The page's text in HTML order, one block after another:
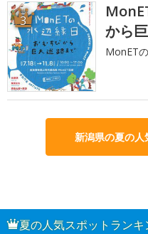
3
から
MonET
新潟県の夏の
夏の人気スポットランキ